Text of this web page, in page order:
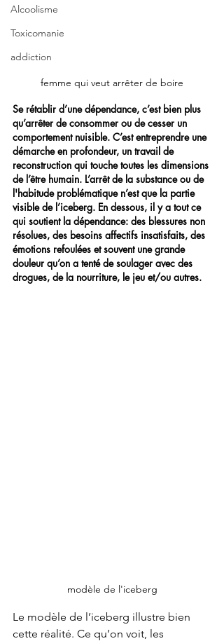
Alcoolisme
Toxicomanie
addiction
femme qui veut arrêter de boire
Se rétablir d’une dépendance, c’est bien plus
qu’arrêter de consommer ou de cesser un
comportement nuisible. C’est entreprendre une
démarche en profondeur, un travail de
reconstruction qui touche toutes les dimensions
de l’être humain. L’arrêt de la substance ou de
l'habitude problématique n’est que la partie
visible de l’iceberg. En dessous, il y a tout ce
qui soutient la dépendance: des blessures non
résolues, des besoins affectifs insatisfaits, des
émotions refoulées et souvent une grande
douleur qu’on a tenté de soulager avec des
drogues, de la nourriture, le jeu et/ou autres.
modèle de l'iceberg
Le modèle de l’iceberg illustre bien
cette réalité. Ce qu’on voit, les